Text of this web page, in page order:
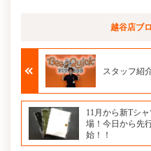
越谷店ブ
スタッフ紹
11月から新Tシ
場！今日から先
始！！